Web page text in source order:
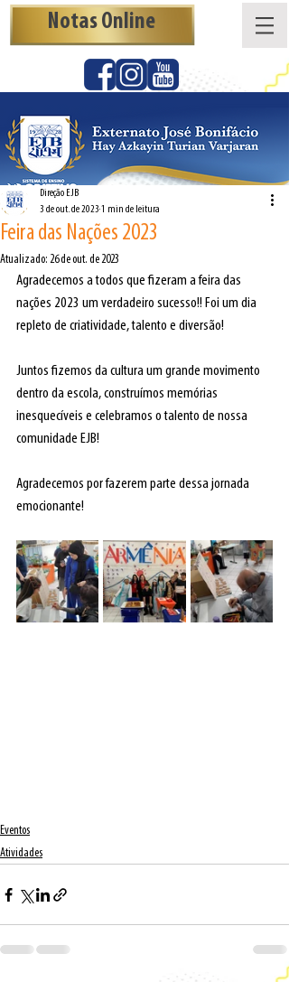
Notas Online
Feira das Nações 2023
Direção EJB
3 de out. de 2023 1 min de leitura
Atualizado: 26 de out. de 2023
Agradecemos a todos que fizeram a feira das
nações 2023 um verdadeiro sucesso!! Foi um dia
repleto de criatividade, talento e diversão!
Juntos fizemos da cultura um grande movimento
dentro da escola, construímos memórias
inesquecíveis e celebramos o talento de nossa
comunidade EJB!
Agradecemos por fazerem parte dessa jornada
emocionante!
Eventos
Atividades